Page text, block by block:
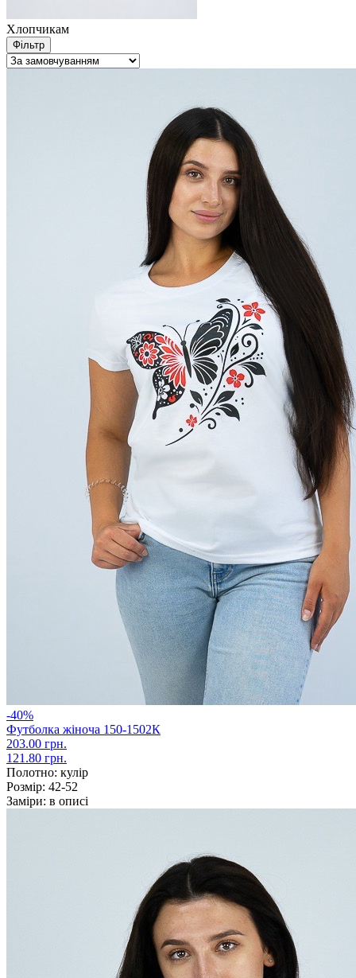
Хлопчикам
Фільтр
-40%
Футболка жіноча 150-1502К
203.00 грн.
121.80 грн.
Полотно: кулір
Розмір: 42-52
Заміри: в описі